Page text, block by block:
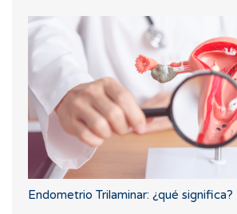
Endometrio Trilaminar: ¿qué significa?